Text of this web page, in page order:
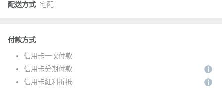
配送方式 宅配
付款方式
信用卡一次付款
信用卡分期付款
信用卡紅利折抵